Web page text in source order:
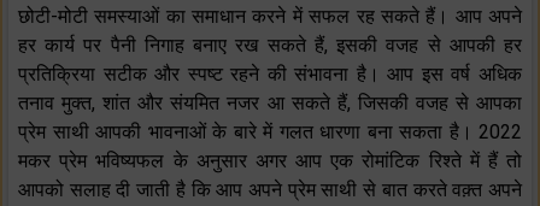
छोटी-मोटी समस्याओं का समाधान करने में सफल रह सकते हैं। आप अपने
हर कार्य पर पैनी निगाह बनाए रख सकते हैं, इसकी वजह से आपकी हर
प्रतिक्रिया सटीक और स्पष्ट रहने की संभावना है। आप इस वर्ष अधिक
तनाव मुक्त, शांत और संयमित नजर आ सकते हैं, जिसकी वजह से आपका
प्रेम साथी आपकी भावनाओं के बारे में गलत धारणा बना सकता है। 2022
मकर प्रेम भविष्यफल के अनुसार अगर आप एक रोमांटिक रिश्ते में हैं तो
आपको सलाह दी जाती है कि आप अपने प्रेम साथी से बात करते वक़्त अपने